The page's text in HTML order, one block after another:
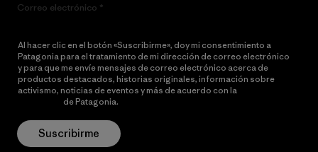
Correo electrónico
Al hacer clic en el botón «Suscribirme», doy mi consentimiento a
Patagonia para el tratamiento de mi dirección de correo electrónico
y para que me envíe mensajes de correo electrónico acerca de
productos destacados, historias originales, información sobre
activismo, noticias de eventos y más de acuerdo con la
de Patagonia.
Suscribirme